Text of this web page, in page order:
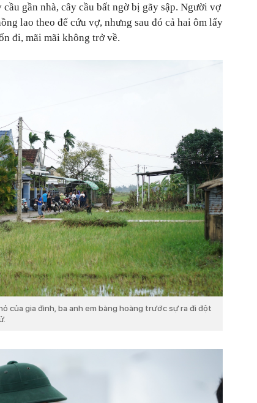
gần nhà, cây cầu bất ngờ bị gãy sập. Người vợ
lao theo để cứu vợ, nhưng sau đó cả hai ôm lấy
đi, mãi mãi không trở về.
của gia đình, ba anh em bàng hoàng trước sự ra đi đột